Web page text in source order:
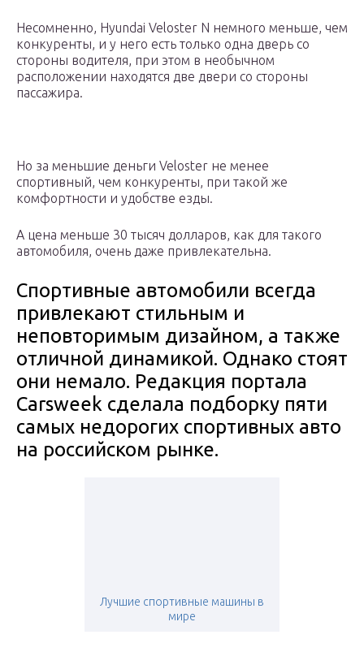
Несомненно, Hyundai Veloster N немного меньше, чем
конкуренты, и у него есть только одна дверь со
стороны водителя, при этом в необычном
расположении находятся две двери со стороны
пассажира.
Но за меньшие деньги Veloster не менее
спортивный, чем конкуренты, при такой же
комфортности и удобстве езды.
А цена меньше 30 тысяч долларов, как для такого
автомобиля, очень даже привлекательна.
Спортивные автомобили всегда
привлекают стильным и
неповторимым дизайном, а также
отличной динамикой. Однако стоят
они немало. Редакция портала
Carsweek сделала подборку пяти
самых недорогих спортивных авто
на российском рынке.
Лучшие спортивные машины в
мире